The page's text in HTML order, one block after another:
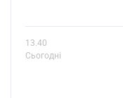
13.40
Сьогодні